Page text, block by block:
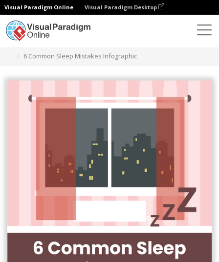
Visual Paradigm Online Visual Paradigm Desktop
6 Common Sleep Mistakes Infographic